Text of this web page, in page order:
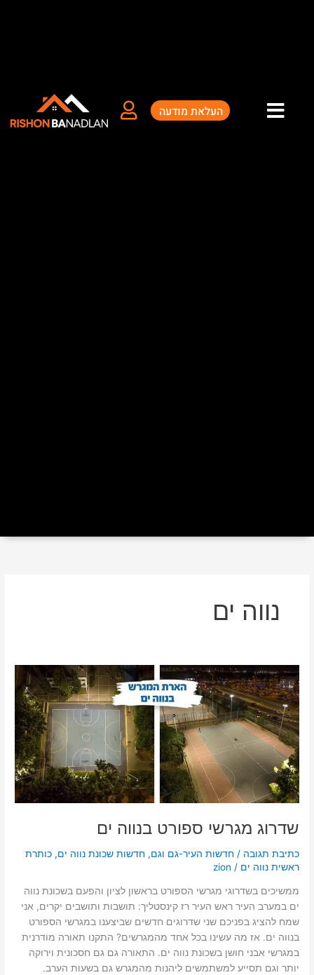
העלאת מודעה
נווה ים
שדרוג מגרשי ספורט בנווה ים
כתיבת תגובה /חדשות העיר-גם וגם,חדשות שכונת נווה ים,כותרת
ראשית נווה ים /
zion
ממשיכים בשדרוגי מגרשי הספורט בראשון לציון והפעם בשכונת נווה
ים במערב העיר ראש העיר רז קינסטליך: תושבות ותושבים יקרים, אני
שמח להציג בפניכם שני שדרוגים חדשים שביצענו במגרשי הספורט
בנווה ים. אז מה עשינו בכל אחד מהמגרשים? התקנו תאורה מודרנית
במגרשי אבני חושן בשכונת נווה ים. התאורה גם גם חסכונית וירוקה
יותר וגם תסייע למשתמשים ליהנות מהמגרש גם בשעות הערב.
שדרוג
מגרשי
ספורט
בנווה
ים